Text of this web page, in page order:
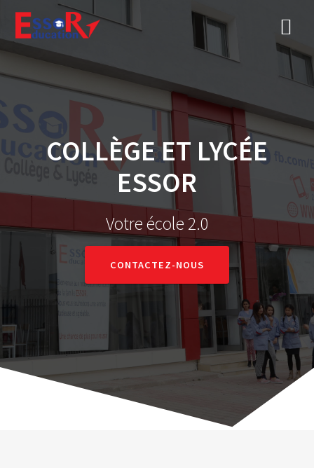
COLLÈGE ET LYCÉE
ESSOR
Votre école 2.0
CONTACTEZ-NOUS